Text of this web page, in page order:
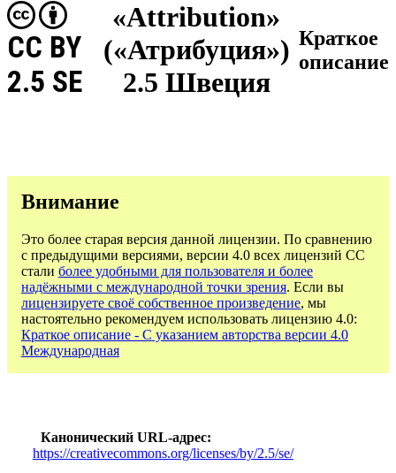
«Attribution»
(«Атрибуция»)
2.5 Швеция
CC BY
2.5 SE
Краткое
описание
Внимание
Это более старая версия данной лицензии. По сравнению
с предыдущими версиями, версии 4.0 всех лицензий CC
стали более удобными для пользователя и более
надёжными с международной точки зрения. Если вы
лицензируете своё собственное произведение, мы
настоятельно рекомендуем использовать лицензию 4.0:
Краткое описание - С указанием авторства версии 4.0
Международная
Канонический URL-адрес
https://creativecommons.org/licenses/by/2.5/se/